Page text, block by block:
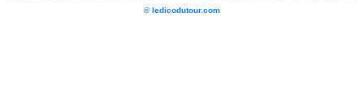
© ledicodutour.com